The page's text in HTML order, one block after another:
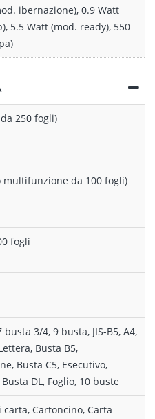
ibernazione), 0.9 Watt
5.5 Watt (mod. ready), 550
250 fogli)
multifunzione da 100 fogli)
fogli
busta 3/4, 9 busta, JIS-B5, A4,
Busta B5,
Busta C5, Esecutivo,
DL, Foglio, 10 buste
Cartoncino, Carta